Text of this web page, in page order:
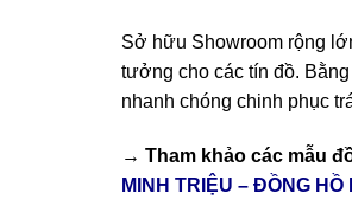
Sở hữu Showroom rộng
tưởng cho các tín đồ.
nhanh chóng chinh phục
→ Tham khảo các mẫu
MINH TRIỆU – ĐỒNG HỒ